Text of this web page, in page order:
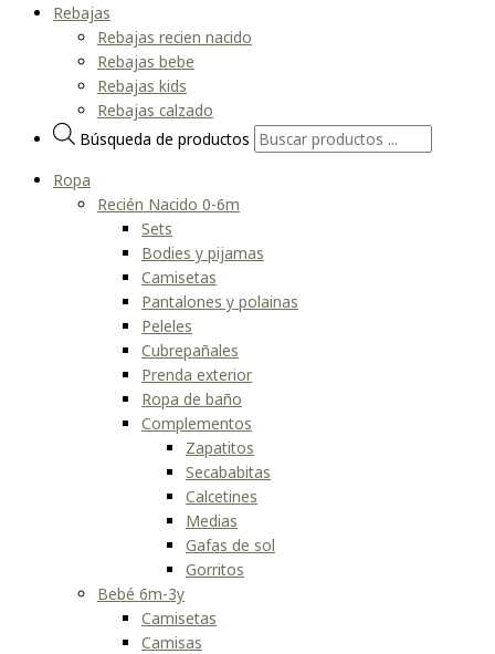
Rebajas
Rebajas recien nacido
Rebajas bebe
Rebajas kids
Rebajas calzado
Búsqueda de productos
Ropa
Recién Nacido 0-6m
Sets
Bodies y pijamas
Camisetas
Pantalones y polainas
Peleles
Cubrepañales
Prenda exterior
Ropa de baño
Complementos
Zapatitos
Secababitas
Calcetines
Medias
Gafas de sol
Gorritos
Bebé 6m-3y
Camisetas
Camisas